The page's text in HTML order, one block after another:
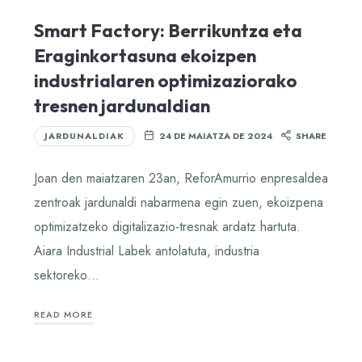
Smart Factory: Berrikuntza eta
Eraginkortasuna ekoizpen
industrialaren optimizaziorako
tresnen jardunaldian
JARDUNALDIAK 24 DE MAIATZA DE 2024 SHARE
Joan den maiatzaren 23an, ReforAmurrio enpresaldea
zentroak jardunaldi nabarmena egin zuen, ekoizpena
optimizatzeko digitalizazio-tresnak ardatz hartuta.
Aiara Industrial Labek antolatuta, industria
sektoreko…
READ MORE